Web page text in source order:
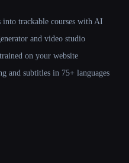
trackable courses with AI
and video studio
on your website
and subtitles in 75+ languages